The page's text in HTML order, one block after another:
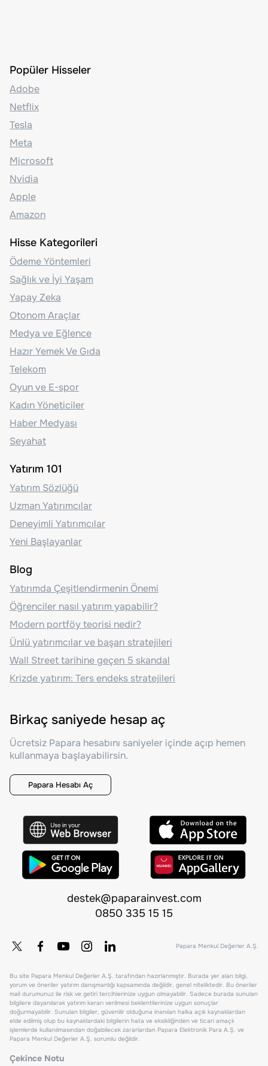
Popüler Hisseler
Adobe
Netflix
Tesla
Meta
Microsoft
Nvidia
Apple
Amazon
Hisse Kategorileri
Ödeme Yöntemleri
Sağlık ve İyi Yaşam
Yapay Zeka
Otonom Araçlar
Medya ve Eğlence
Hazır Yemek Ve Gıda
Telekom
Oyun ve E-spor
Kadın Yöneticiler
Haber Medyası
Seyahat
Yatırım 101
Yatırım Sözlüğü
Uzman Yatırımcılar
Deneyimli Yatırımcılar
Yeni Başlayanlar
Blog
Yatırımda Çeşitlendirmenin Önemi
Öğrenciler nasıl yatırım yapabilir?
Modern portföy teorisi nedir?
Ünlü yatırımcılar ve başarı stratejileri
Wall Street tarihine geçen 5 skandal
Krizde yatırım: Ters endeks stratejileri
Birkaç saniyede hesap aç
Ücretsiz Papara hesabını saniyeler içinde açıp hemen
kullanmaya başlayabilirsin.
Papara Hesabı Aç
destek@paparainvest.com
0850 335 15 15
Papara Menkul Değerler A.Ş.
Bu site Papara Menkul Değerler A.Ş. tarafından hazırlanmıştır. Burada yer alan bilgi,
yorum ve öneriler yatırım danışmanlığı kapsamında değildir, genel niteliktedir. Bu öneriler
mali durumunuz ile risk ve getiri tercihlerinize uygun olmayabilir. Sadece burada sunulan
bilgilere dayanılarak yatırım kararı verilmesi beklentilerinize uygun sonuçlar
doğurmayabilir. Sunulan bilgiler, güvenilir olduğuna inanılan halka açık kaynaklardan
elde edilmiş olup bu kaynaklardaki bilgilerin hata ve eksikliğinden ve ticari amaçlı
işlemlerde kullanılmasından doğabilecek zararlardan Papara Elektronik Para A.Ş. ve
Papara Menkul Değerler A.Ş. sorumlu değildir.
Çekince Notu